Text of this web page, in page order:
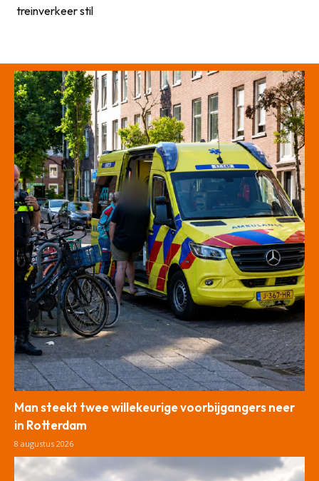
treinverkeer stil
Man steekt twee willekeurige voorbijgangers neer
in Rotterdam
8 augustus 2026